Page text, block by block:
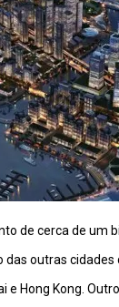
de cerca de um
das outras
Hong Kong.